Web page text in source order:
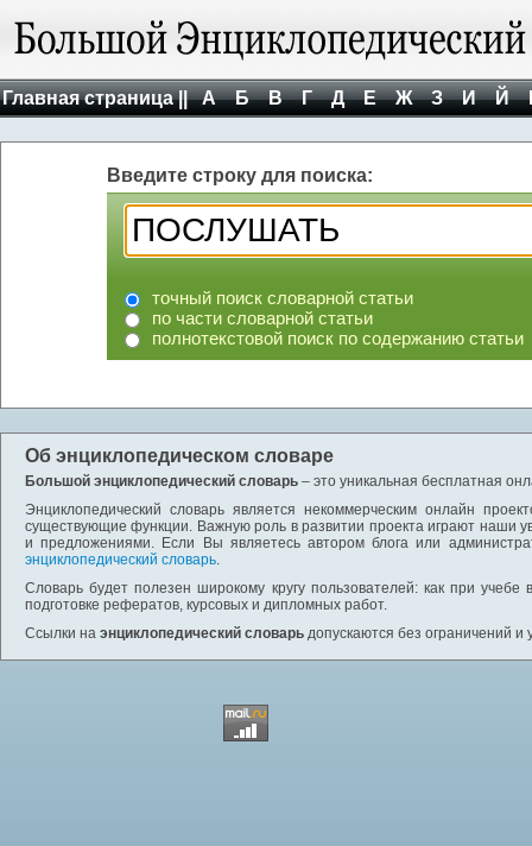
Главная страница || А Б В Г Д Е Ж З И Й
Введите строку для поиска:
точный поиск словарной статьи
по части словарной статьи
полнотекстовой поиск по содержанию статьи
Об энциклопедическом словаре
Большой энциклопедический словарь – это уникальная бесплатная
Энциклопедический словарь является некоммерческим онлайн
существующие функции. Важную роль в развитии проекта играют наши
и предложениями. Если Вы являетесь автором блога или
энциклопедический словарь.
Словарь будет полезен широкому кругу пользователей: как при
подготовке рефератов, курсовых и дипломных работ.
Ссылки на энциклопедический словарь допускаются без ограничений и